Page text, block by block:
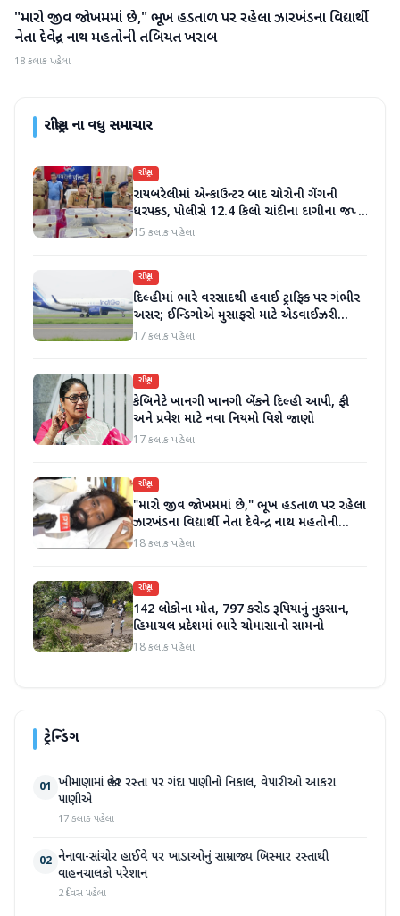
રાષ્ટ્રીય
"મારો જીવ જોખમમાં છે," ભૂખ હડતાળ પર રહેલા ઝારખંડના વિદ્યાર્થી
નેતા દેવેન્દ્ર નાથ મહતોની તબિયત ખરાબ
18 કલાક પહેલા
રાષ્ટ્રીયના વધુ સમાચાર
રાષ્ટ્રીય
રાયબરેલીમાં એન્કાઉન્ટર બાદ ચોરોની ગેંગની
ધરપકડ, પોલીસે 12.4 કિલો ચાંદીના દાગીના જપ્ત
કર્યા
15 કલાક પહેલા
રાષ્ટ્રીય
દિલ્હીમાં ભારે વરસાદથી હવાઈ ટ્રાફિક પર ગંભીર
અસર; ઈન્ડિગોએ મુસાફરો માટે એડવાઈઝરી
જાહેર કરી
17 કલાક પહેલા
રાષ્ટ્રીય
કેબિનેટે ખાનગી ખાનગી બેંકને દિલ્હી આપી, ફી
અને પ્રવેશ માટે નવા નિયમો વિશે જાણો
17 કલાક પહેલા
રાષ્ટ્રીય
"મારો જીવ જોખમમાં છે," ભૂખ હડતાળ પર રહેલા
ઝારખંડના વિદ્યાર્થી નેતા દેવેન્દ્ર નાથ મહતોની
તબિયત ખરાબ
18 કલાક પહેલા
રાષ્ટ્રીય
142 લોકોના મોત, 797 કરોડ રૂપિયાનું નુકસાન,
હિમાચલ પ્રદેશમાં ભારે ચોમાસાનો સામનો
18 કલાક પહેલા
ટ્રેન્ડિંગ
01 ખીમાણામાં જાહેર રસ્તા પર ગંદા પાણીનો નિકાલ, વેપારીઓ આકરા
પાણીએ
17 કલાક પહેલા
02 નેનાવા-સાંચોર હાઈવે પર ખાડાઓનું સામ્રાજ્ય બિસ્માર રસ્તાથી
વાહનચાલકો પરેશાન
2 દિવસ પહેલા